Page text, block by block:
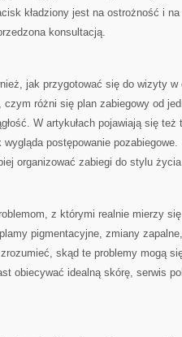
kładziony jest na ostrożność i
konsultacją.
jak przygotować się do wizyty
różni się plan zabiegowy od
W artykułach pojawiają się
postępowanie
organizować zabiegi do stylu
z którymi realnie mierzy
pigmentacyjne, zmiany
skąd te problemy mogą
obiecywać idealną skórę, serwis